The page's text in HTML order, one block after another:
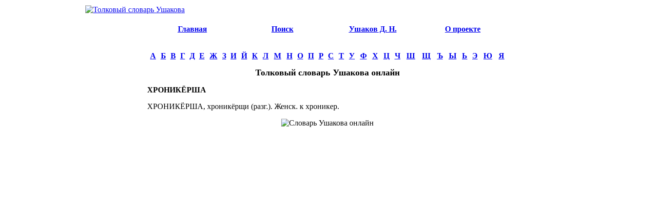
Главная Поиск Ушаков Д. Н. О проекте
А Б В Г Д Е Ж З И Й К Л М Н О П Р С Т У Ф Х Ц Ч Ш Щ Ъ Ы Ь Э Ю Я
Толковый словарь Ушакова онлайн
ХРОНИКЁРША
ХРОНИКЁРША, хроникёрщи (разг.). Женск. к хроникер.